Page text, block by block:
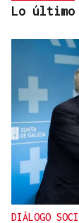
FIESTAS DE
Denuncian
Valencia
una mujer"
Lo último
DIÁLOGO